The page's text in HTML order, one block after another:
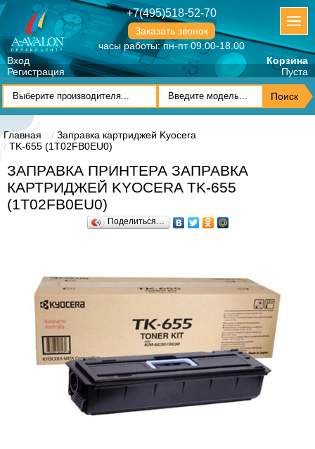
+7(495)518-52-70
Заказать звонок
часы работы: пн-пт 09.00-18.00
Вход
Регистрация
Корзина
Пуста
Главная
Заправка картриджей Kyocera
TK-655 (1T02FB0EU0)
ЗАПРАВКА ПРИНТЕРА ЗАПРАВКА
КАРТРИДЖЕЙ KYOCERA TK-655
(1T02FB0EU0)
Поделиться…